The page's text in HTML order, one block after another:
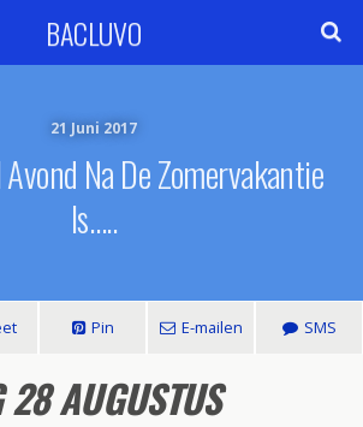
BACLUVO
21 Juni 2017
Na De Zomervakantie
Is…..
Pin E-mailen SMS
AUGUSTUS